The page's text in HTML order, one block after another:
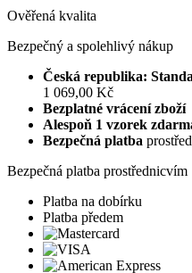
Ověřená kvalita
Bezpečný a spolehlivý nákup
Česká republika:
1 069,00 Kč
Bezplatné vrácení zboží
Alespoň 1 vzorek
Bezpečná platba
Bezpečná platba prostřednicvím
Platba na dobírku
Platba předem